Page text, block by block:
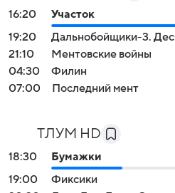
16:20
Участок
19:20
Дальнобойщики-3.
21:10
Ментовские войны
04:30
Филин
07:00
Последний мент
ТЛУМ HD
18:30
Бумажки
19:00
Фиксики